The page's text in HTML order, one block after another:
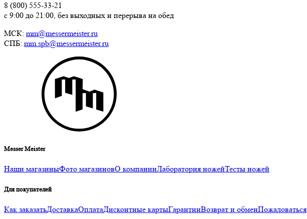
8 (800) 555-33-21
с 9:00 до 21:00, без выходных и перерыва на обед
МСК: mm@messermeister.ru
СПБ: mm.spb@messermeister.ru
Messer Meister
Наши магазиныФото магазиновО компанииЛаборатория ножейТесты ножей
Для покупателей
Как заказатьДоставкаОплатаДисконтные картыГарантииВозврат и обменПожаловаться